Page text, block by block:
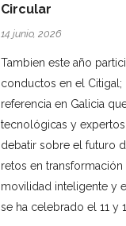
Circular
14 junio, 2026
Tambien este año
conductos en el
referencia en Galicia
tecnológicas y
debatir sobre el futuro
retos en transformación
movilidad inteligente y
se ha celebrado el 11 y